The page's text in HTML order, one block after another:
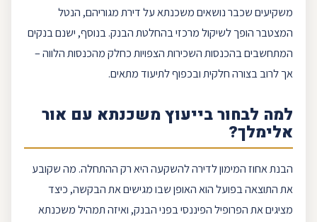
משקיעים שכבר נושאים משכנתא על דירת מגוריהם, הנטל
המצטבר הופך לשיקול מרכזי בהחלטת הבנק. בנוסף, ישנם בנקים
המתחשבים בהכנסות השכירות הצפויות כחלק מהכנסות הלווה –
אך לרוב בצורה חלקית ובכפוף לתיעוד מתאים.
למה לבחור בייעוץ משכנתא עם אור
אלימלך?
הבנת אחוז המימון לדירה להשקעה היא רק ההתחלה. מה שקובע
את התוצאה בפועל הוא האופן שבו מגישים את הבקשה, כיצד
מציגים את הפרופיל הפיננסי בפני הבנק, ואיזהתמהיל משכנתא